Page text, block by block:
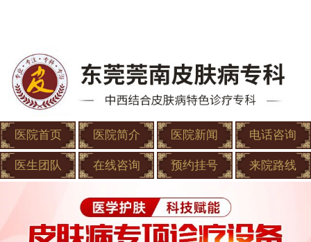
医院首页 医院简介 医院新闻 电话咨询
医生团队 在线咨询 预约挂号 来院路线